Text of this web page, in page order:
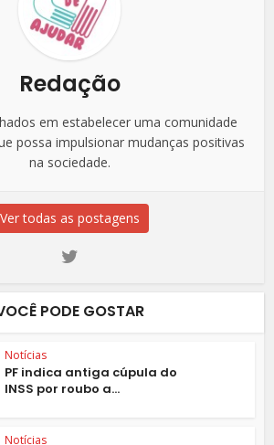
Redação
em estabelecer uma comunidade
possa impulsionar mudanças positivas
na sociedade.
Ver todas as postagens
PODE GOSTAR
Notícias
PF indica antiga cúpula do
INSS por roubo a...
Notícias